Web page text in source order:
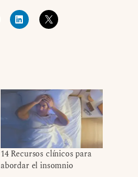
14 Recursos clínicos para
abordar el insomnio